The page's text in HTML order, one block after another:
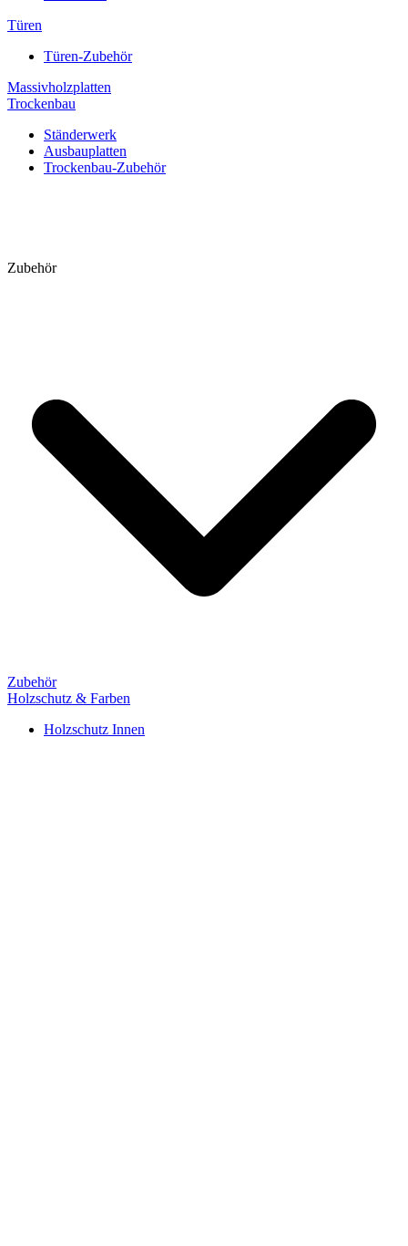
Türen
Türen-Zubehör
Massivholzplatten
Trockenbau
Ständerwerk
Ausbauplatten
Trockenbau-Zubehör
Zubehör
Zubehör
Holzschutz & Farben
Holzschutz Innen